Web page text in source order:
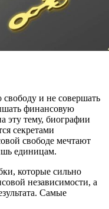
и не совершать
финансовую
эту тему, биографии
секретами
свободе мечтают
единицам.
которые сильно
независимости, а
Самые